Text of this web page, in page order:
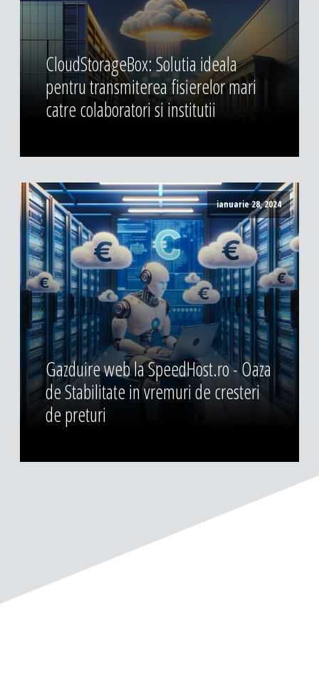
CloudStorageBox: Solutia ideala
pentru transmiterea fisierelor mari
catre colaboratori si institutii
ianuarie 28, 2024
Gazduire web la SpeedHost.ro - Oaza
de Stabilitate in vremuri de cresteri
de preturi